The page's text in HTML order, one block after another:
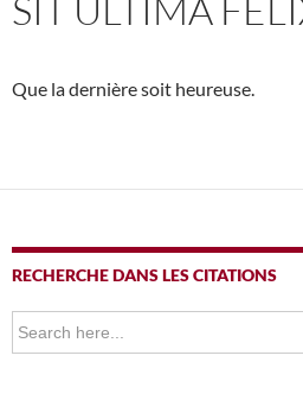
SIT ULTIMA
Que la dernière soit heureuse.
RECHERCHE DANS LES CITATIONS
Search
for: